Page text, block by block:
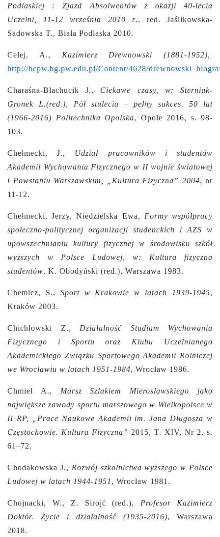
Podlaskiej : Zjazd Absolwentów z okazji 40-lecia
Uczelni, 11-12 września 2010 r., red. Jaślikowska-
Sadowska T., Biała Podlaska 2010.
Celej, A., Kazimierz Drewnowski (1881-1952),
http://bcpw.bg.pw.edu.pl/Content/4628/
Charaśna-Blachucik J., Ciekawe czasy, w: Sterniuk-
Gronek L.(red.), Pół stulecia – pełny sukces. 50 lat
(1966-2016) Politechnika Opolska, Opole 2016, s. 98-
103.
Chełmecki, J., Udział pracowników i studentów
Akademii Wychowania Fizycznego w II wojnie światowej
i Powstaniu Warszawskim, „Kultura Fizyczna” 2004, nr
11-12.
Chełmecki, Jerzy, Niedzielska Ewa, Formy współpracy
społeczno-politycznej organizacji studenckich i AZS w
upowszechnianiu kultury fizycznej w środowisku szkół
wyższych w Polsce Ludowej, w: Kultura fizyczna
studentów, K. Obodyński (red.), Warszawa 1983.
Chemicz, S., Sport w Krakowie w latach 1939-1945,
Kraków 2003.
Chichłowski Z., Działalność Studium Wychowania
Fizycznego i Sportu oraz Klubu Uczelnianego
Akademickiego Związku Sportowego Akademii Rolniczej
we Wrocławiu w latach 1951-1984, Wrocław 1986.
Chmiel A., Marsz Szlakiem Mierosławskiego jako
największe zawody sportu marszowego w Wielkopolsce w
II RP, „Prace Naukowe Akademii im. Jana Długosza w
Częstochowie. Kultura Fizyczna” 2015, T. XIV, Nr 2, s.
61–72.
Chodakowska J., Rozwój szkolnictwa wyższego w Polsce
Ludowej w latach 1944-1951 , Wrocław 1981.
Chojnacki, W., Z. Sirojć (red.), Profesor Kazimierz
Doktór. Życie i działalność (1935-2016), Warszawa
2018.